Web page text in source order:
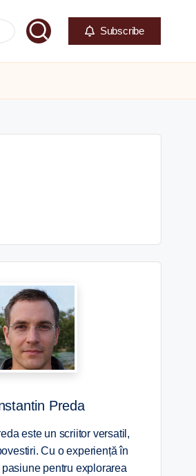
Subscribe
Preda
este un scriitor versatil,
Cu o experiență în
pasiune pentru explorarea